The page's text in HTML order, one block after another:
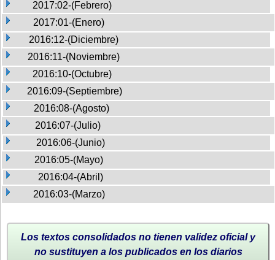
2017:02-(Febrero)
2017:01-(Enero)
2016:12-(Diciembre)
2016:11-(Noviembre)
2016:10-(Octubre)
2016:09-(Septiembre)
2016:08-(Agosto)
2016:07-(Julio)
2016:06-(Junio)
2016:05-(Mayo)
2016:04-(Abril)
2016:03-(Marzo)
Los textos consolidados no tienen validez oficial y
no sustituyen a los publicados en los diarios